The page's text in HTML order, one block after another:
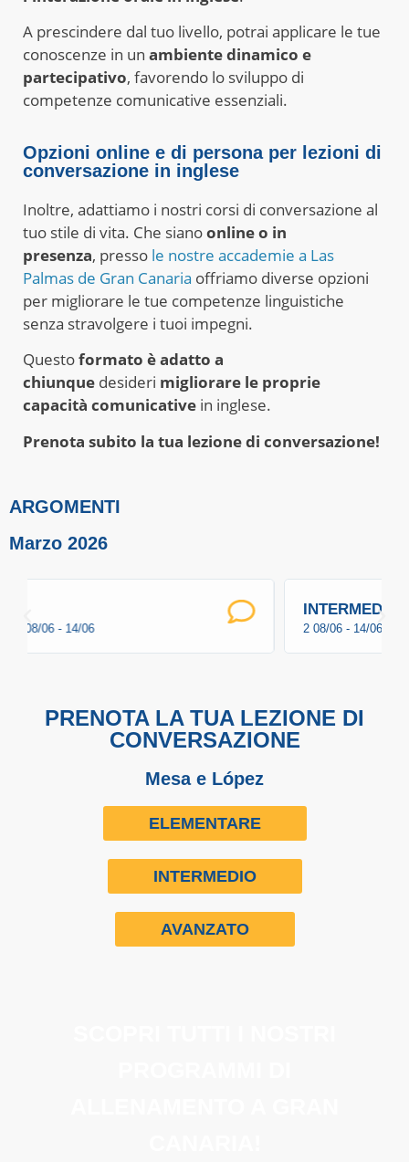
A prescindere dal tuo livello, potrai applicare le tue
conoscenze in un ambiente dinamico e
partecipativo, favorendo lo sviluppo di
competenze comunicative essenziali.
Opzioni online e di persona per lezioni di
conversazione in inglese
Inoltre, adattiamo i nostri corsi di conversazione al
tuo stile di vita. Che sianoonline o in
presenza, presso le nostre accademie a Las
Palmas de Gran Canaria offriamo diverse opzioni
per migliorare le tue competenze linguistiche
senza stravolgere i tuoi impegni.
Questoformato è adatto a
chiunque desideri migliorare le proprie
capacità comunicative in inglese.
Prenota subito la tua lezione di conversazione!
ARGOMENTI
Marzo 2026
2 08/06 - 14/06
PRENOTA LA TUA LEZIONE DI
CONVERSAZIONE
Mesa e López
ELEMENTARE
INTERMEDIO
AVANZATO